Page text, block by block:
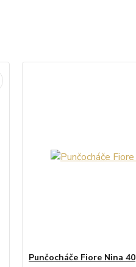
Punčocháče Fiore Nina 40